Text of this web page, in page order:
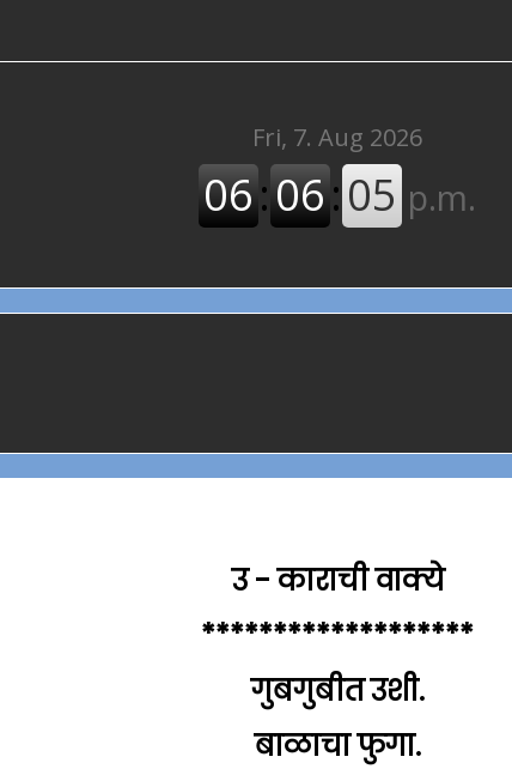
उ - काराची वाक्ये
*******************
गुबगुबीत उशी.
बाळाचा फुगा.